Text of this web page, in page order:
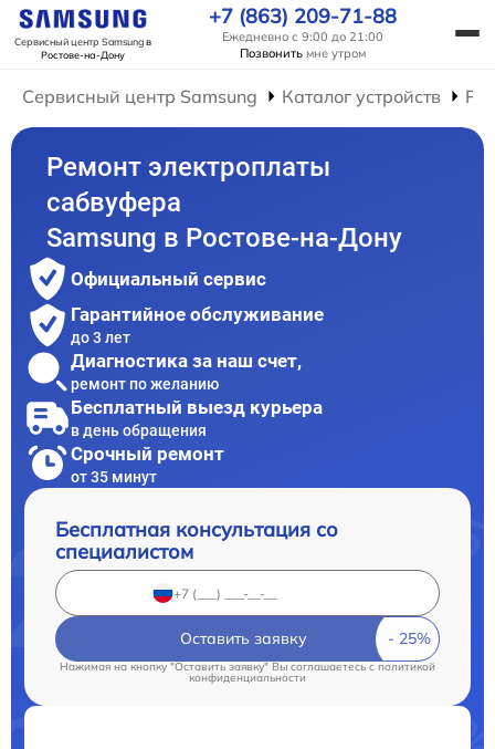
Сервисный центр Samsungв
Ростове-на-Дону
+7 (863) 209-71-88
Ежедневно с 9:00 до 21:00
Позвонить мне утром
Сервисный центр Samsung Каталог устройств
Ремонт электроплаты
сабвуфера
Samsung в Ростове-на-Дону
Официальный сервис
Гарантийное обслуживание
до 3 лет
Диагностика за наш счет,
ремонт по желанию
Бесплатный выезд курьера
в день обращения
Срочный ремонт
от 35 минут
Бесплатная консультация со
специалистом
Оставить заявку
Нажимая на кнопку "Оставить заявку" Вы соглашаетесь c политикой
конфиденциальности